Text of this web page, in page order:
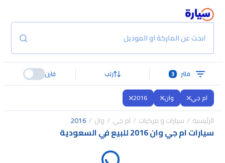
ابحث عن الماركة او الموديل
فلتر 3 رتب قارن
ام جي وان 2016
الرئيسية سيارات و مركبات ام جي وان 2016
سيارات ام جي وان 2016 للبيع في السعودية